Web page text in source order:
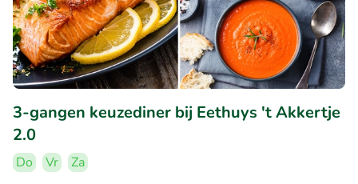
3-gangen keuzediner bij Eethuys 't Akkertje
2.0
Do Vr
Za